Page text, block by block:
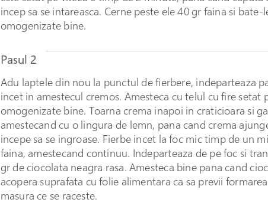
incep sa se intareasca. Cerne peste ele 40 gr faina si
omogenizate bine.
Pasul 2
Adu laptele din nou la punctul de fierbere, indeparteaza
incet in amestecul cremos. Amesteca cu telul cu fire setat
omogenizate bine. Toarna crema inapoi in craticioara si
amestecand cu o lingura de lemn, pana cand crema
incepe sa se ingroase. Fierbe incet la foc mic timp de un
faina, amestecand continuu. Indeparteaza de pe foc si
gr de ciocolata neagra rasa. Amesteca bine pana cand
acopera suprafata cu folie alimentara ca sa previi
masura ce se raceste.